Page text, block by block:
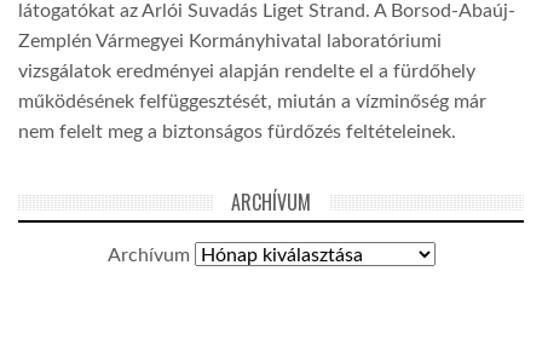
látogatókat az Arlói Suvadás Liget Strand. A Borsod-Abaúj-
Zemplén Vármegyei Kormányhivatal laboratóriumi
vizsgálatok eredményei alapján rendelte el a fürdőhely
működésének felfüggesztését, miután a vízminőség már
nem felelt meg a biztonságos fürdőzés feltételeinek.
ARCHÍVUM
Archívum